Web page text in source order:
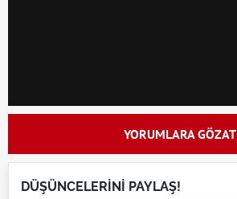
YORUMLARA GÖZAT
DÜŞÜNCELERİNİ PAYLAŞ!